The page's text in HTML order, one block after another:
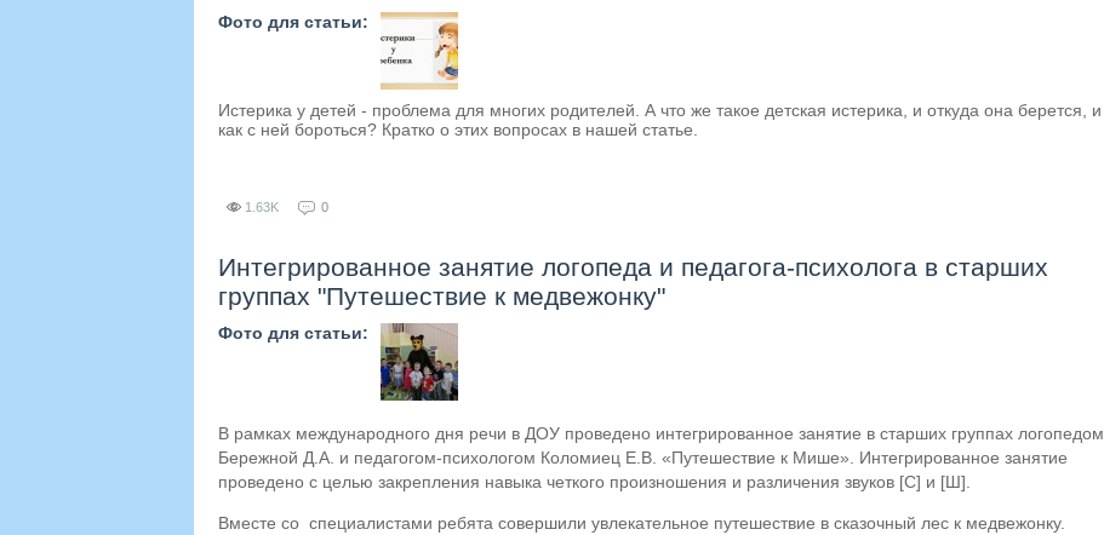
Фото для статьи:
Истерика у детей - проблема для многих родителей. А что же такое детская истерика, и откуда она берется, и
как с ней бороться? Кратко о этих вопросах в нашей статье.
1.63K 0
Интегрированное занятие логопеда и педагога-психолога в старших
группах "Путешествие к медвежонку"
Фото для статьи:
В рамках международного дня речи в ДОУ проведено интегрированное занятие в старших группах логопедом
Бережной Д.А. и педагогом-психологом Коломиец Е.В. «Путешествие к Мише». Интегрированное занятие
проведено с целью закрепления навыка четкого произношения и различения звуков [C] и [Ш].
Вместе со специалистами ребята совершили увлекательное путешествие в сказочный лес к медвежонку.